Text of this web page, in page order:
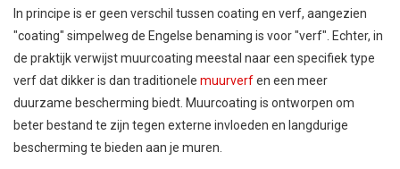
In principe is er geen verschil tussen coating en verf, aangezien
"coating" simpelweg de Engelse benaming is voor "verf". Echter, in
de praktijk verwijst muurcoating meestal naar een specifiek type
verf dat dikker is dan traditionele muurverfen een meer
duurzame bescherming biedt. Muurcoating is ontworpen om
beter bestand te zijn tegen externe invloeden en langdurige
bescherming te bieden aan je muren.